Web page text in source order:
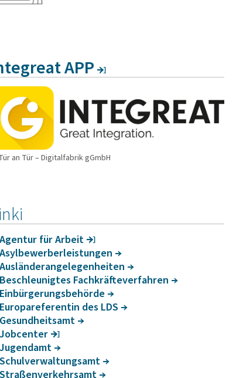
APP
an Tür – Digitalfabrik gGmbH
Agentur für Arbeit
Asyl­be­wer­ber­leis­tungen
Auslän­deran­ge­le­gen­heiten
Beschleu­nigtes Fach­kräf­te­ver­fahren
Einbür­ge­rungs­be­hörde
Euro­pa­re­fe­rentin des LDS
Gesund­heitsamt
Jobcenter
Jugendamt
Schul­ver­wal­tungsamt
Stra­ßen­ver­kehrsamt